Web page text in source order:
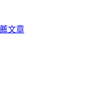
文章